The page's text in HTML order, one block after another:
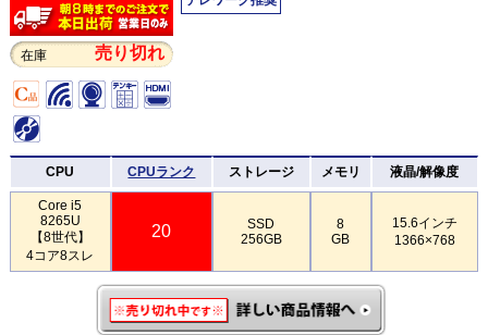
在庫 売り切れ
CPU CPUランク ストレージ メモリ 液晶/解像度
Core i5
8265U
【8世代】
4コア8スレ
20
SSD
256GB
8
GB
15.6インチ
1366×768